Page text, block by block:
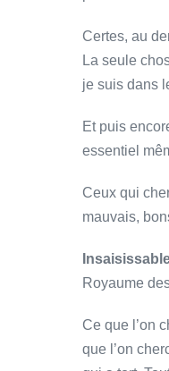
Certes, au
La seule
je suis dans
Et puis
essentiel
Ceux qui
mauvais,
Royaume
Ce que l’on
que l’on